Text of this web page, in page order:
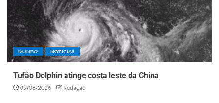
MUNDO NOTÍCIAS
Tufão Dolphin atinge costa leste da China
09/08/2026 Redação